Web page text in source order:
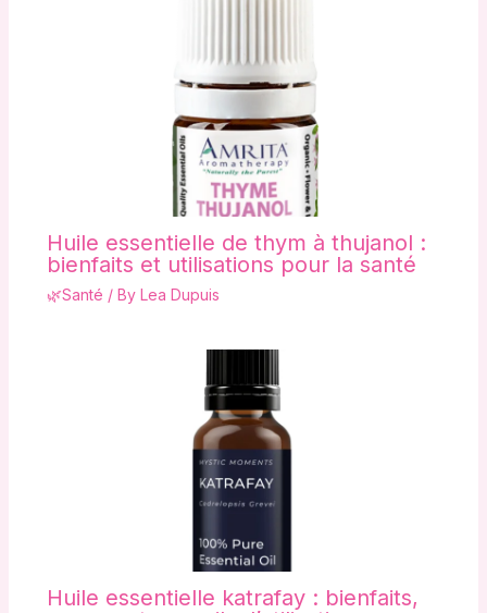
Huile essentielle de thym à thujanol :
bienfaits et utilisations pour la santé
🌿Santé / By Lea Dupuis
Huile essentielle katrafay : bienfaits,